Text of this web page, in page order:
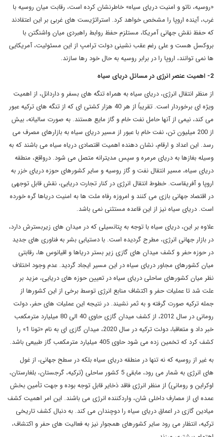
«روسیه، ناتو و امنیت دریای سیاه» خاطرنشان کرده است، رقابت میان روسیه با
غرب، آینده اروپا را مشخص خواهد کرد. استراتژیست های غربی بر این اعتقادند
که حفظ نقش جهانی آمریکا، مستلزم حفظ روابط راهبردی میان واشنگتن با
بروکسل هست و علی رغم عقب نشینی دولت ترامپ از این مسئولیت، آمریکایی
ها نمی توانند، اروپا را در برابر روسیه به حال خود رها سازند.
2- اهمیت عنصر انرژی در مسائل دریای سیاه
از منظر انتقال انرژی، دریای سیاه به همراه تنگه های بسفر و داردانل، از اهمیت
ویژه ای برخوردار است. تقریباً از هر 40 هزار کشتی ای که از تنگه های ترکیه عبور
می کند، نیمی از آنها حامل نفت خام و گاز مایع هستند. به صورت سالیانه، بیش
از 200 میلیون تن، نفت خام با عبور از مسیر دریای سیاه به بازارهای مصرف می
رسد. این اعداد و ارقام، نشان دهنده اهمیت اقتصادی دریاه سیاه می باشند که به
وسیله بغازها به دریای مرمره و سپس مدیترانه متصل می شود. درواقع، منطقه
دریای سیاه، مسیر انتقال نفت و گاز روسیه و سایر کشورهای حوزه دریای خزر به
اروپا و آفریقاست. خطوط انتقال انرژی در کنار تجارت دریایی، نقش قابل توجهی
در اقتصاد جهانی بازی می کنند و امروزه رفاه ملت ها به امنیت دریاها گره خورده
است. دریای سیاه نیز از این قاعده مستثنی نمی باشد.
علاوه بر این، دریای سیاه با توجه به پتانسیلی که در میدان های زیربسترش دارد،
در بازار جهانی انرژی، مطرح گردیده است. با دستیابی بشر به فناوری های جدید
در حوزه حفر و کشف میدان های گازی زیر بستر دریاها و اقیانوس ها، رقابتی
میان کشورهای مجاور دریای سیاه در این مسیر ایجاد گردید. عدم وجود اختلاف
نظر میان کشورهای ساحلی دریای سیاه در تعیین حوزه های دریایی، مزید بر
علت شد تا عملیات حفر و اکتشاف منابع انرژی توسط برخی از این کشورها از
جمله ترکیه صورت گرفته و به ثمر نشیند. در نتیجه این عملیات های حفر، دولت
رومانی در سال 2012، از کشف میدان گازی حاوی 40 الی 80 میلیارد مترمکعب
خبر داد و متعاقبا، دولت ترکیه در سال 2020، میدان گازی ای به نام «تونا 1» را
کشف کرد که تخمین زده می شود حاوی 405 میلیارد مترمکعب گاز طبیعی باشد.
به غیر از روسیه که نه تنها در منطقه دریای سیاه بلکه در سطح جهانی، از غول
های انرژی به شمار می رود، مابقی 5 کشور ساحلی (ترکیه، گرجستان، بلغارستان،
اوکراین و رومانی) از منظر انرژی فاقد ذخایر قابل توجه بوده و جهت تأمین بخش
عمده ای از مصارف داخلی شان، واردکننده انرژی می باشند. این امر اهمیت کشف
میادین گازی در اعماق دریای سیاه را دوچندان می کند. به دنبال کشف تاریخی
ترکیه، انتظار می رود سایر کشورهای همجوار نیز به فعالیت های حفر و اکتشاف،